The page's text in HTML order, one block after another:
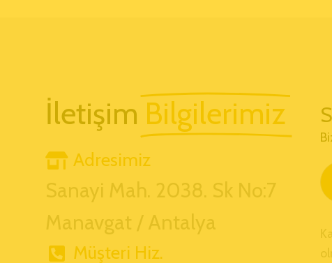
İletişim Bilgilerimiz
Adresimiz
Sanayi Mah. 2038. Sk No:7
Manavgat / Antalya
Müşteri Hiz.